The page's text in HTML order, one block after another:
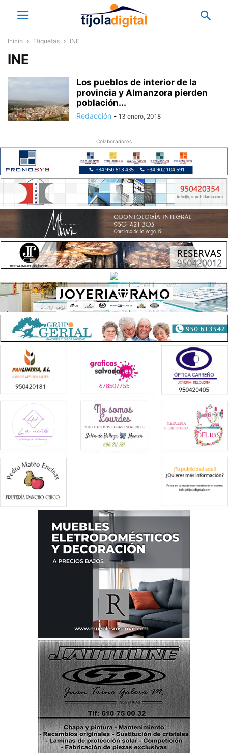
Inicio Etiquetas INE
INE
Los pueblos de interior de la
provincia y Almanzora pierden
población...
Redacción - 13 enero, 2018
Colaboradores